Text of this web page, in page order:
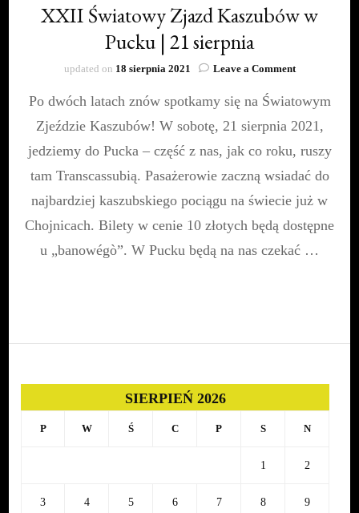
XXII Światowy Zjazd Kaszubów w
Pucku | 21 sierpnia
updated on 18 sierpnia 2021 Leave a Commenton
Światowy
Kaszubów
w
|
21
sierpnia
Po dwóch latach znów spotkamy się na Światowym
Zjeździe Kaszubów! W sobotę, 21 sierpnia 2021,
jedziemy do Pucka – część z nas, jak co roku, ruszy
tam Transcassubią. Pasażerowie zaczną wsiadać do
najbardziej kaszubskiego pociągu na świecie już w
Chojnicach. Bilety w cenie 10 złotych będą dostępne
u „banowégò”. W Pucku będą na nas czekać …
SIERPIEŃ 2026
P W Ś C P S N
1 2
3 4 5 6 7 8 9